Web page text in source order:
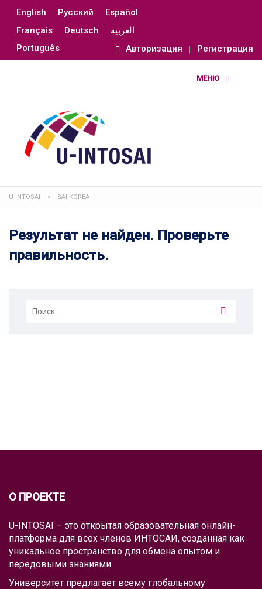
English Русский
Español
Français
Deutsch
العربية
Português
Авторизация Регистрация
U-INTOSAI > SAI KOREA
Результат не найден. Проверьте
правильность.
Найти:
О ПРОЕКТЕ
U-INTOSAI – это открытая образовательная онлайн-
платформа для всех членов ИНТОСАИ, созданная как
уникальное пространство для обмена опытом и
передовыми знаниями.
Университет предлагает всему глобальному